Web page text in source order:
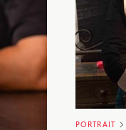
PORTRAIT